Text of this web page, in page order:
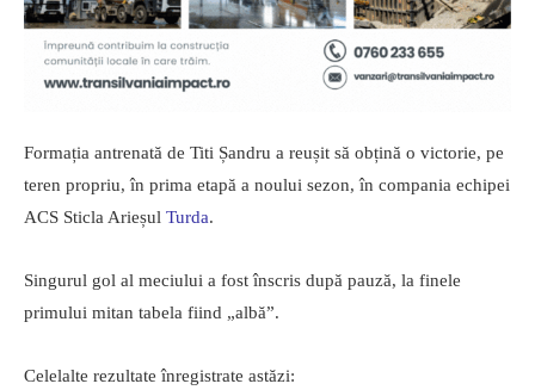
Formația antrenată de Titi Șandru a reușit să obțină o victorie, pe
teren propriu, în prima etapă a noului sezon, în compania echipei
ACS Sticla Arieșul Turda.
Singurul gol al meciului a fost înscris după pauză, la finele
primului mitan tabela fiind „albă”.
Celelalte rezultate înregistrate astăzi: